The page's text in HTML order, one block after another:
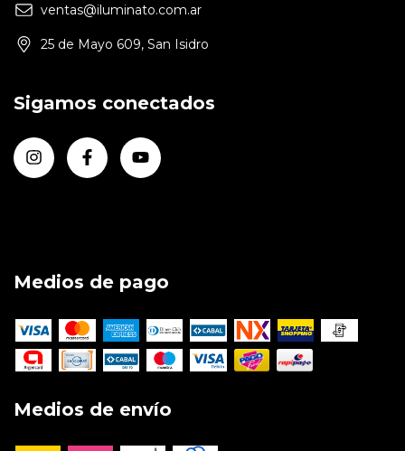
ventas@iluminato.com.ar
25 de Mayo 609, San Isidro
Sigamos conectados
Medios de pago
Medios de envío